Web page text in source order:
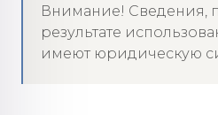
Внимание! Сведения,
результате
имеют юридическую